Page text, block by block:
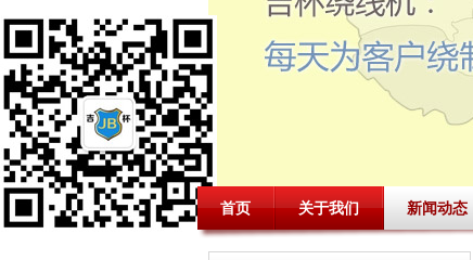
首页 关于我们 新闻动态